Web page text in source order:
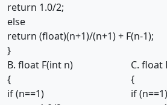
return 1.0/2;
else
return (float)(n+1)/(n+1) + F(n-1);
}
B. float F(int n)
{
if (n==1)
C. float
{
if (n==1)